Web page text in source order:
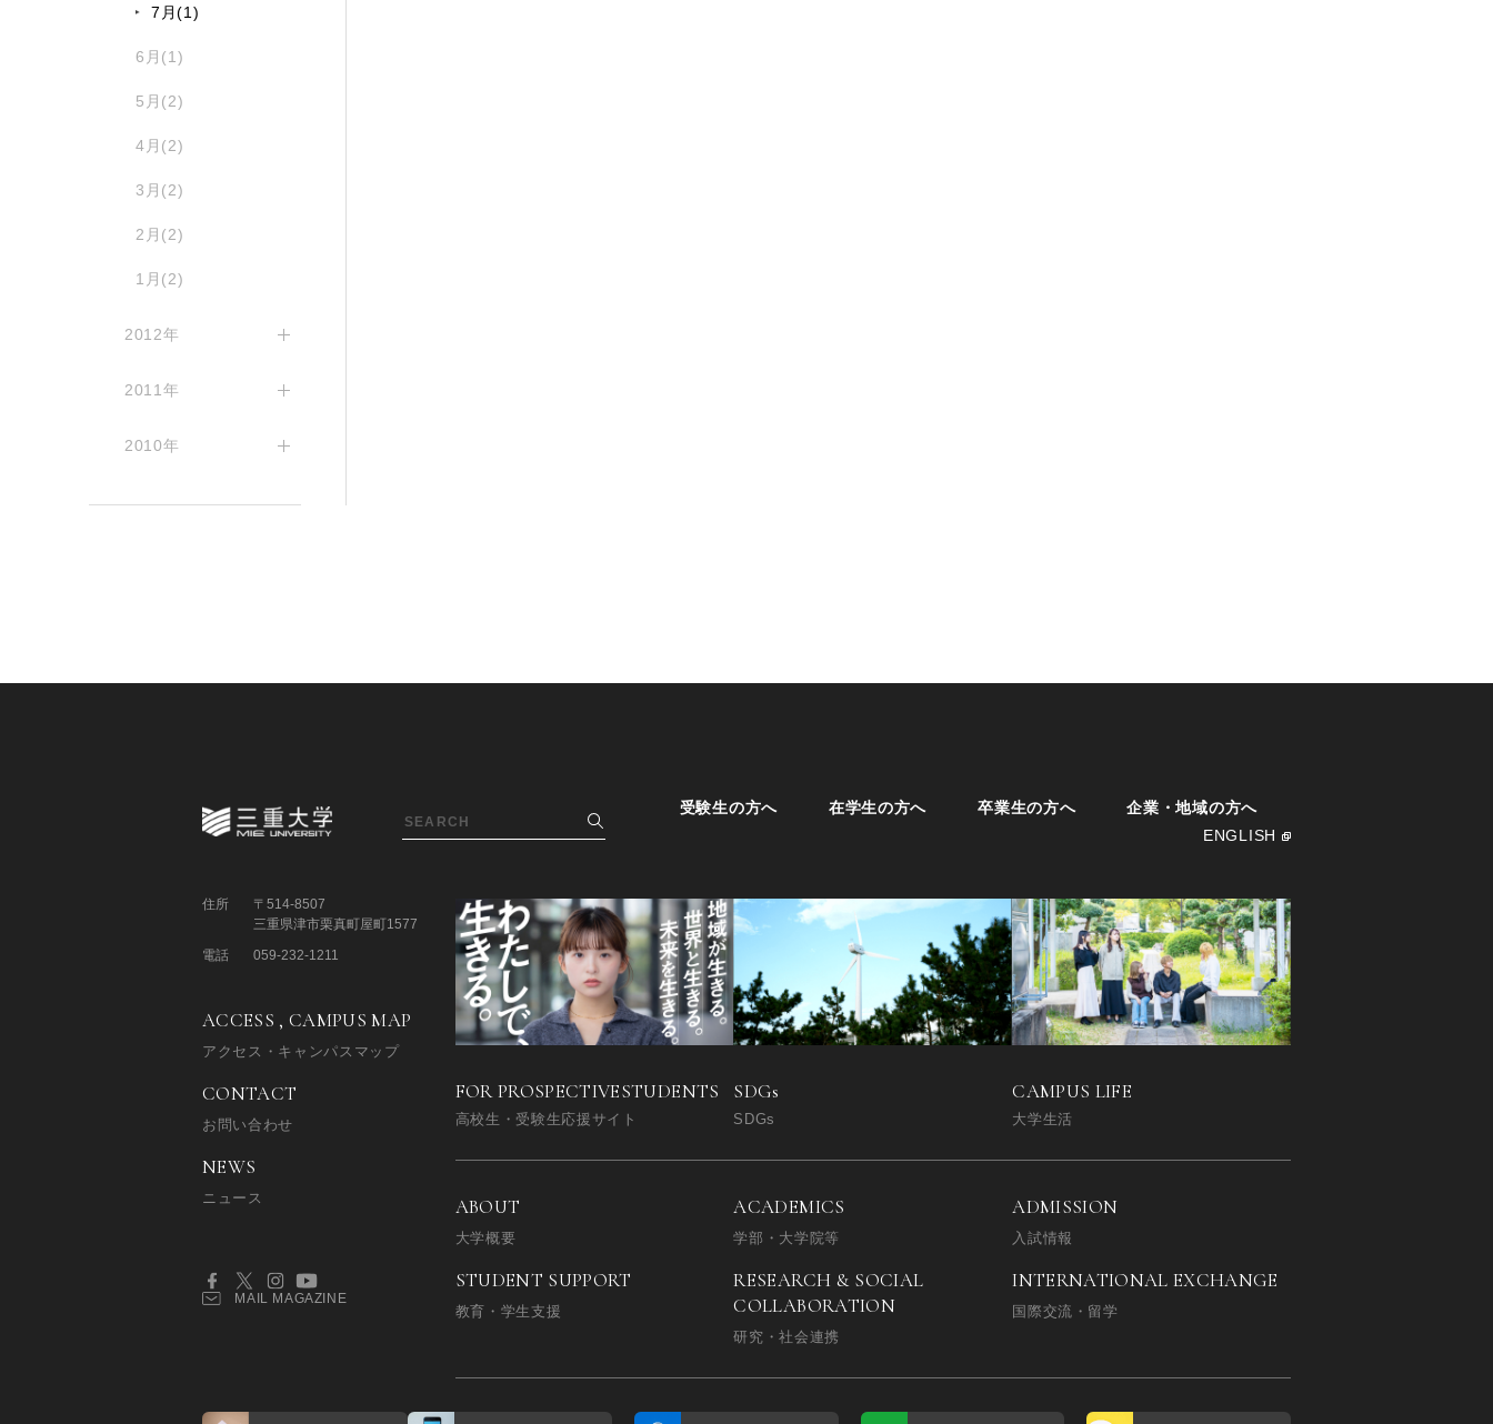
7月(1)
6月(1)
5月(2)
4月(2)
3月(2)
2月(2)
1月(2)
2012年
2011年
2010年
受験生の方へ 在学生の方へ 卒業生の方へ
企業・地域の方へ
ENGLISH
FOR PROSPECTIVESTUDENTS
高校生・受験生応援サイト
SDGs
SDGs
CAMPUS LIFE
大学生活
ABOUT
大学概要
ACADEMICS
学部・大学院等
ADMISSION
入試情報
STUDENT SUPPORT
教育・学生支援
RESEARCH & SOCIAL
COLLABORATION
研究・社会連携
INTERNATIONAL EXCHANGE
国際交流・留学
住所
〒514-8507
三重県津市栗真町屋町1577
電話
059-232-1211
ACCESS , CAMPUS MAP
アクセス・キャンパスマップ
CONTACT
お問い合わせ
NEWS
ニュース
MAIL MAGAZINE